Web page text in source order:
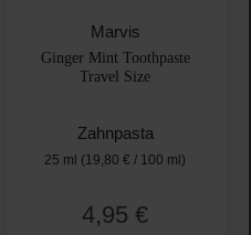
Marvis
Ginger Mint Toothpaste
Travel Size
Zahnpasta
25 ml (19,80 € / 100 ml)
Regulärer Preis:
4,95 €